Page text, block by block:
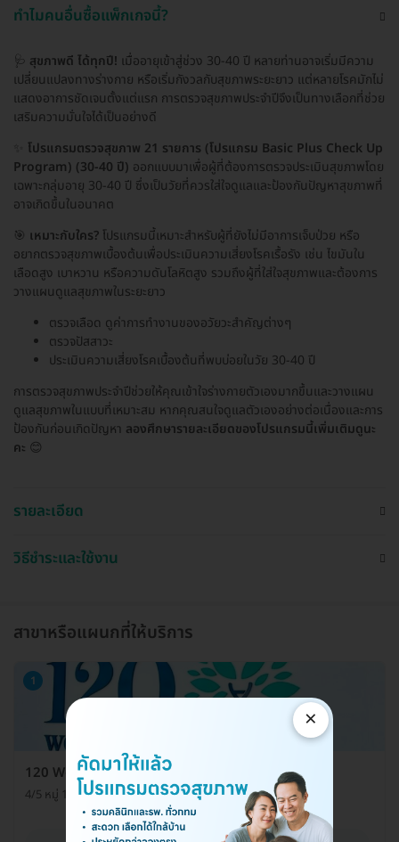
ทำไมคนอื่นซื้อแพ็กเกจนี้?
🩺 สุขภาพดี ได้ทุกปี! เมื่ออายุเข้าสู่ช่วง 30-40 ปี หลายท่านอาจเริ่มมีความ
เปลี่ยนแปลงทางร่างกาย หรือเริ่มกังวลกับสุขภาพระยะยาว แต่หลายโรคมักไม่
แสดงอาการชัดเจนตั้งแต่แรก การตรวจสุขภาพประจำปีจึงเป็นทางเลือกที่ช่วย
เสริมความมั่นใจได้เป็นอย่างดี
โปรแกรมตรวจสุขภาพ 21 รายการ (โปรแกรม Basic Plus Check Up
Program) (30-40 ปี) ออกแบบมาเพื่อผู้ที่ต้องการตรวจประเมินสุขภาพโดย
เฉพาะกลุ่มอายุ 30-40 ปี ซึ่งเป็นวัยที่ควรใส่ใจดูแลและป้องกันปัญหาสุขภาพที่
อาจเกิดขึ้นในอนาคต
🎯 เหมาะกับใคร? โปรแกรมนี้เหมาะสำหรับผู้ที่ยังไม่มีอาการเจ็บป่วย หรือ
อยากตรวจสุขภาพเบื้องต้นเพื่อประเมินความเสี่ยงโรคเรื้อรัง เช่น ไขมันใน
เลือดสูง เบาหวาน หรือความดันโลหิตสูง รวมถึงผู้ที่ใส่ใจสุขภาพและต้องการ
วางแผนดูแลสุขภาพในระยะยาว
ตรวจเลือด ดูค่าการทำงานของอวัยวะสำคัญต่างๆ
ตรวจปัสสาวะ
ประเมินความเสี่ยงโรคเบื้องต้นที่พบบ่อยในวัย 30-40 ปี
การตรวจสุขภาพประจำปีช่วยให้คุณเข้าใจร่างกายตัวเองมากขึ้นและวางแผน
ดูแลสุขภาพในแบบที่เหมาะสม หากคุณสนใจดูแลตัวเองอย่างต่อเนื่องและการ
ป้องกันก่อนเกิดปัญหา ลองศึกษารายละเอียดของโปรแกรมนี้เพิ่มเติมดูนะ
คะ 😊
รายละเอียด
วิธีชำระและใช้งาน
สาขาหรือแผนกที่ให้บริการ
1
120 Wellness Villa
4/5 หมู่ 14 ต. บึงคำพร้อย อ. ลำลูกกา จ. ปทุมธานี 12150
×